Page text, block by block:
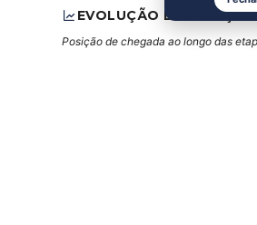
EVOLUÇÃO DE
Posição de chegada ao longo das